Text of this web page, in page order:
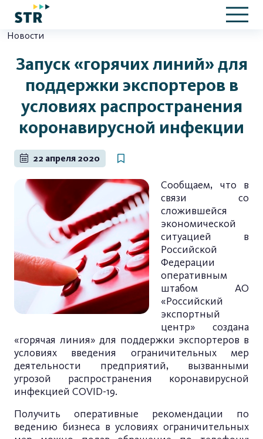
Новости
Запуск «горячих линий» для
поддержки экспортеров в
условиях распространения
коронавирусной инфекции
22 апреля 2020
Сообщаем, что в
связи со
сложившейся
экономической
ситуацией в
Российской
Федерации
оперативным
штабом АО
«Российский
экспортный
центр» создана
«горячая линия» для поддержки экспортеров в
условиях введения ограничительных мер
деятельности предприятий, вызванными
угрозой распространения коронавирусной
инфекцией COVID-19.
Получить оперативные рекомендации по
ведению бизнеса в условиях ограничительных